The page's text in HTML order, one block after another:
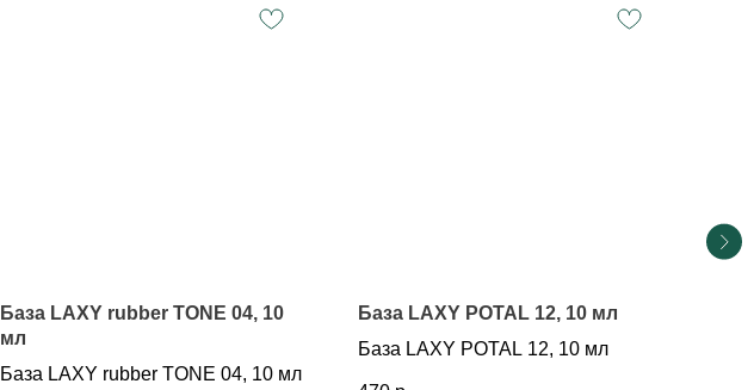
База LAXY rubber TONE 04, 10
мл
База LAXY rubber TONE 04, 10 мл
База LAXY POTAL 12, 10 мл
База LAXY POTAL 12, 10 мл